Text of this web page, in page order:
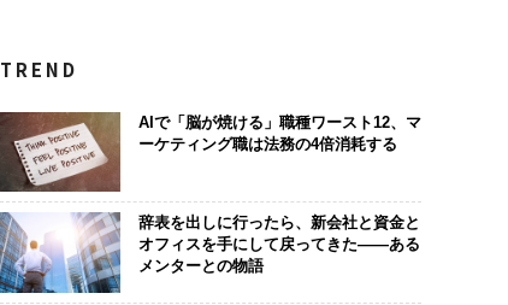
TREND
AIで「脳が焼ける」職種ワースト12、マ
ーケティング職は法務の4倍消耗する
辞表を出しに行ったら、新会社と資金と
オフィスを手にして戻ってきた——ある
メンターとの物語